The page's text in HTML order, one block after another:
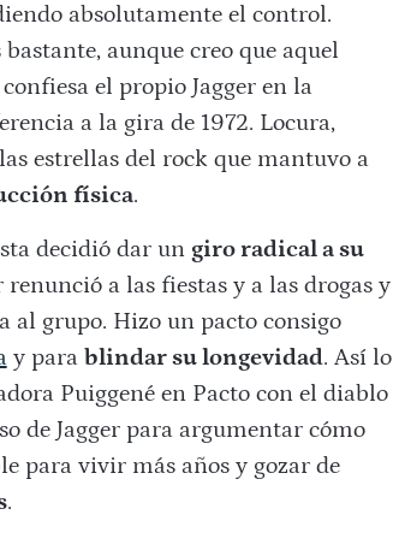
absolutamente el control.
aunque creo que aquel
el propio Jagger en la
a la gira de 1972. Locura,
estrellas del rock que mantuvo a
física.
decidió dar un giro radical a su
a las fiestas y a las drogas y
al grupo. Hizo un pacto consigo
y para blindar su longevidad. Así lo
Puiggené en Pacto con el diablo
de Jagger para argumentar cómo
para vivir más años y gozar de
.